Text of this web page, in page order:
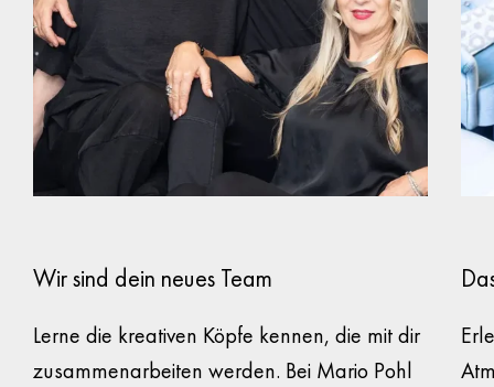
Wir sind dein neues Team
Lerne die kreativen Köpfe kennen, die mit dir
zusammenarbeiten werden. Bei Mario Pohl